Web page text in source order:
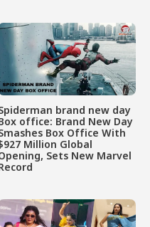
brand new day
office: Brand New Day
Box Office With
Million Global
Sets New Marvel